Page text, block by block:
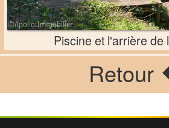
Piscine et l'arrière de
Retour